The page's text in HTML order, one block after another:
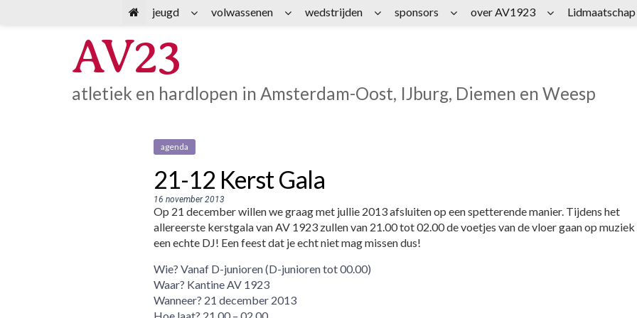
AV23
atletiek en hardlopen in Amsterdam-Oost, IJburg, Diemen en Weesp
agenda
21-12 Kerst Gala
16 november 2013
Op 21 december willen we graag met jullie 2013 afsluiten op een spetterende manier. Tijdens het
allereerste kerstgala van AV 1923 zullen van 21.00 tot 02.00 de voetjes van de vloer gaan op muziek
een echte DJ! Een feest dat je echt niet mag missen dus!
Wie? Vanaf D-junioren (D-junioren tot 00.00)
Waar? Kantine AV 1923
Wanneer? 21 december 2013
jeugd volwassenen wedstrijden sponsors over AV1923 Lidmaatschap